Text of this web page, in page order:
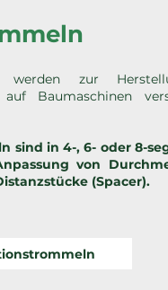
werden zur
Baumaschinen
sind in 4-, 6- oder 8-
von
(Spacer).